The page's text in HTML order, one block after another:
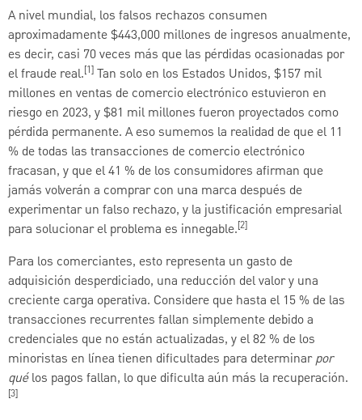
A nivel mundial, los falsos rechazos consumen
aproximadamente $443,000 millones de ingresos anualmente,
es decir, casi 70 veces más que las pérdidas ocasionadas por
el fraude real.[1] Tan solo en los Estados Unidos, $157 mil
millones en ventas de comercio electrónico estuvieron en
riesgo en 2023, y $81 mil millones fueron proyectados como
pérdida permanente. A eso sumemos la realidad de que el 11
% de todas las transacciones de comercio electrónico
fracasan, y que el 41 % de los consumidores afirman que
jamás volverán a comprar con una marca después de
experimentar un falso rechazo, y la justificación empresarial
para solucionar el problema es innegable.[2]
Para los comerciantes, esto representa un gasto de
adquisición desperdiciado, una reducción del valor y una
creciente carga operativa. Considere que hasta el 15 % de las
transacciones recurrentes fallan simplemente debido a
credenciales que no están actualizadas, y el 82 % de los
minoristas en línea tienen dificultades para determinarpor
quélos pagos fallan, lo que dificulta aún más la recuperación.
[3]